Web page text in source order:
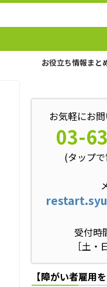
お役立ち情報まと
お気軽にお
03-
(タップ
受付時
［土・
【障がい者雇用